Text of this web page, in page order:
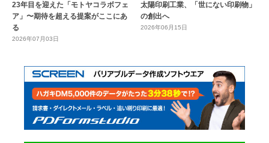
23年目を迎えた「モトヤコラボフェ
ア」〜期待を超える提案がここにあ
る
2026年07月03日
太陽印刷工業、「世にない印刷物」
の創出へ
2026年06月15日